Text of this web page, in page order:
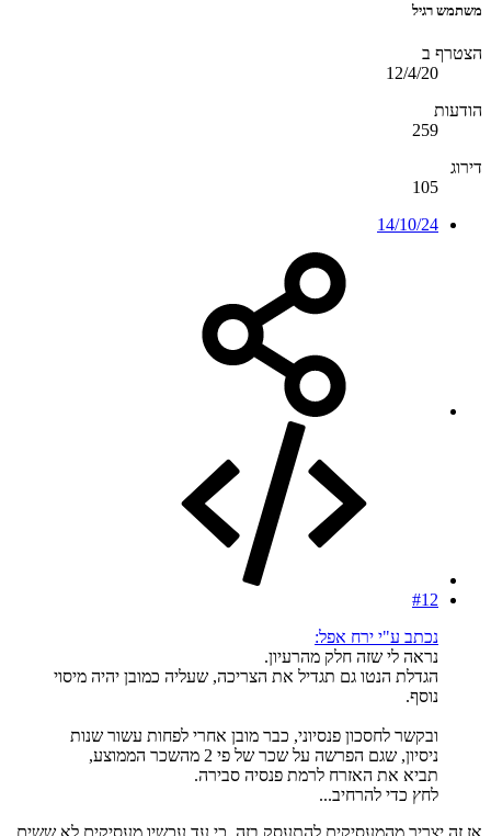
משתמש רגיל
הצטרף ב
12/4/20
הודעות
259
דירוג
105
14/10/24
#12
נכתב ע"י ירח אפל:
נראה לי שזה חלק מהרעיון.
הגדלת הנטו גם תגדיל את הצריכה, שעליה כמובן יהיה מיסוי
נוסף.
ובקשר לחסכון פנסיוני, כבר מובן אחרי לפחות עשור שנות
ניסיון, שגם הפרשה על שכר של פי 2 מהשכר הממוצע,
תביא את האזרח לרמת פנסיה סבירה.
לחץ כדי להרחיב...